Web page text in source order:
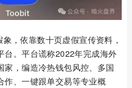
，依靠数十页虚假宣传资料，
台。平台谎称2022年完成海外
家，编造冷热钱包风控、多国
作、一键跟单交易等专业概